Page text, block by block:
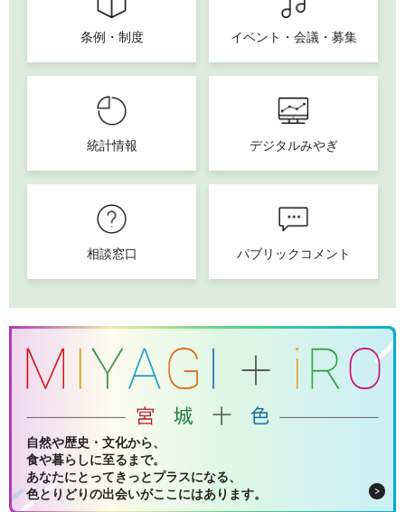
条例・制度 イベント・会議・募集
統計情報 デジタルみやぎ
相談窓口 パブリックコメント
自然や歴史・文化から、
食や暮らしに至るまで。
あなたにとってきっとプラスになる、
色とりどりの出会いがここにはあります。